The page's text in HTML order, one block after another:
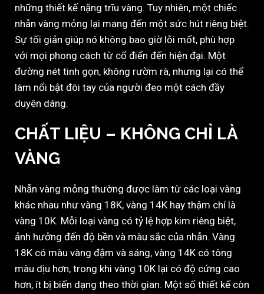
những thiết kế nặng trĩu vàng. Tuy nhiên, một chiếc
nhẫn vàng mỏng lại mang đến một sức hút riêng biệt.
Sự tối giản giúp nó không bao giờ lỗi mốt, phù hợp
với mọi phong cách từ cổ điển đến hiện đại. Một
đường nét tinh gọn, không rườm rà, nhưng lại có thể
làm nổi bật đôi tay của người đeo một cách đầy
duyên dáng.
CHẤT LIỆU – KHÔNG CHỈ LÀ
VÀNG
Nhẫn vàng mỏng thường được làm từ các loại vàng
khác nhau như vàng 18K, vàng 14K hay thậm chí là
vàng 10K. Mỗi loại vàng có tỷ lệ hợp kim riêng biệt,
ảnh hưởng đến độ bền và màu sắc của nhẫn. Vàng
18K có màu vàng đậm và sáng, vàng 14K có tông
màu dịu hơn, trong khi vàng 10K lại có độ cứng cao
hơn, ít bị biến dạng theo thời gian. Một số thiết kế còn